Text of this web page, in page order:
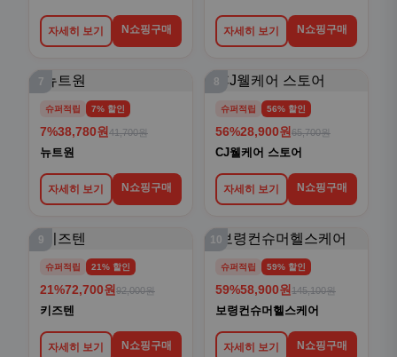
자세히 보기 N쇼핑구매 자세히 보기 N쇼핑구매
7
슈퍼적립 7% 할인
7%38,780원 41,700원
뉴트원
자세히 보기 N쇼핑구매
8
슈퍼적립 56% 할인
56%28,900원 65,700원
CJ웰케어 스토어
자세히 보기 N쇼핑구매
9
슈퍼적립 21% 할인
21%72,700원 92,000원
키즈텐
자세히 보기 N쇼핑구매
10
슈퍼적립 59% 할인
59%58,900원 145,100원
보령컨슈머헬스케어
자세히 보기 N쇼핑구매